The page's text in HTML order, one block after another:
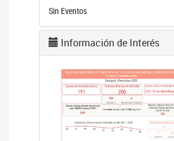
Sin Eventos
Información de Interés